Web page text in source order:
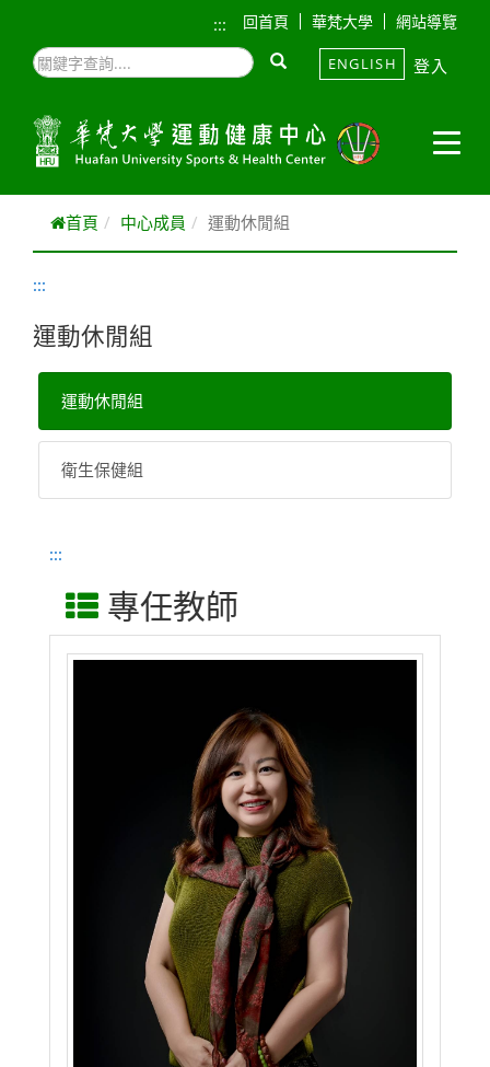
::: 回首頁 華梵大學 網站導覽
ENGLISH 登入
首頁 中心成員 運動休閒組
:::
運動休閒組
運動休閒組
衛生保健組
:::
專任教師